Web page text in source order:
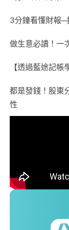
3分鐘看懂財報─
做生意必讀！一
【透過藍途記
都是發錢！股東
性